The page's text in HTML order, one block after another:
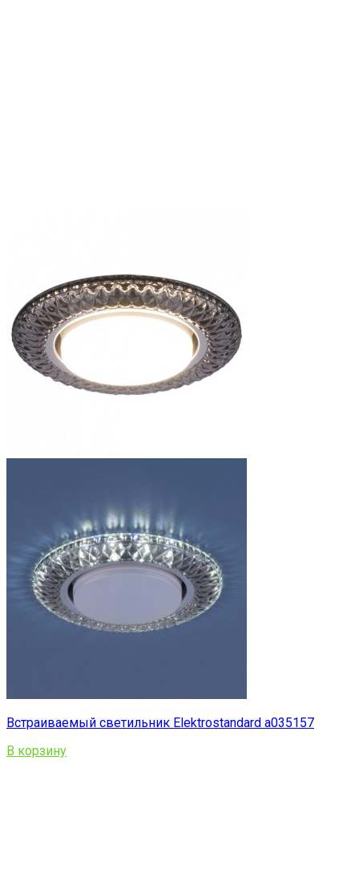
Встраиваемый светильник Elektrostandard a035157
В корзину